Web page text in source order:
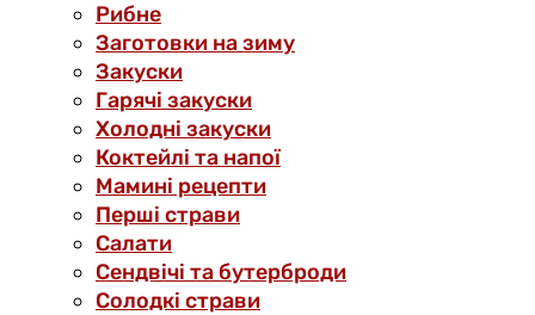
Рибне
Заготовки на зиму
Закуски
Гарячі закуски
Холодні закуски
Коктейлі та напої
Мамині рецепти
Перші страви
Салати
Сендвічі та бутерброди
Солодкі страви